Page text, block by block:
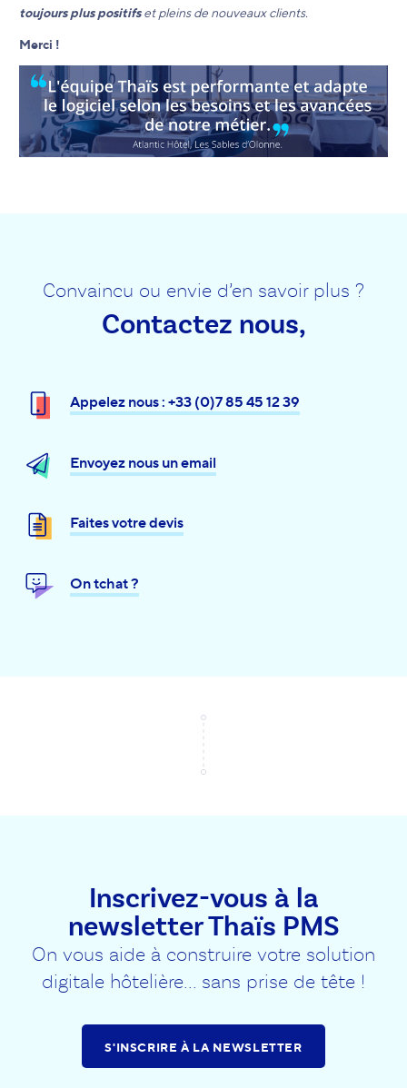
toujours plus positifset pleins de nouveaux clients.
Merci !
Convaincu ou envie d’en savoir plus ?
Contactez nous,
Appelez nous : +33 (0)7 85 45 12 39
Envoyez nous un email
Faites votre devis
On tchat ?
Inscrivez-vous à la
newsletter Thaïs PMS
On vous aide à construire votre solution
digitale hôtelière... sans prise de tête !
S'INSCRIRE À LA NEWSLETTER